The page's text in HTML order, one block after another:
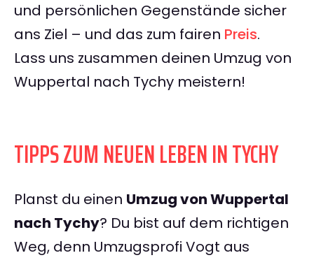
und persönlichen Gegenstände sicher
ans Ziel – und das zum fairen Preis.
Lass uns zusammen deinen Umzug von
Wuppertal nach Tychy meistern!
TIPPS ZUM NEUEN LEBEN IN TYCHY
Planst du einen Umzug von Wuppertal
nach Tychy? Du bist auf dem richtigen
Weg, denn Umzugsprofi Vogt aus